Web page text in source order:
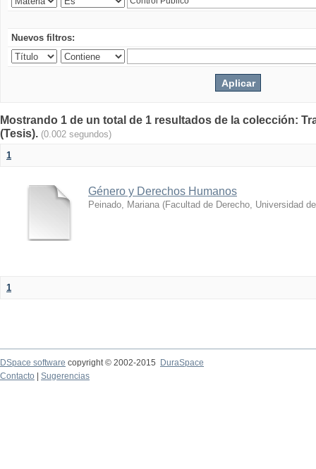
Nuevos filtros:
Mostrando 1 de un total de 1 resultados de la colección:
(Tesis). (0.002 segundos)
1
Género y Derechos Humanos
Peinado, Mariana (Facultad de Derecho, Universidad
1
DSpace software copyright © 2002-2015
DuraSpace
Contacto
Sugerencias